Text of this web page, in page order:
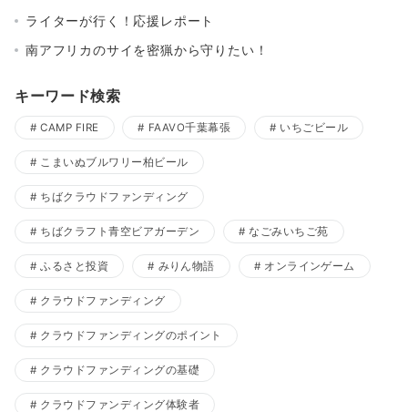
ライターが行く！応援レポート
南アフリカのサイを密猟から守りたい！
キーワード検索
CAMP FIRE FAAVO千葉幕張 いちごビール
こまいぬブルワリー柏ビール
ちばクラウドファンディング
ちばクラフト青空ビアガーデン なごみいちご苑
ふるさと投資 みりん物語 オンラインゲーム
クラウドファンディング
クラウドファンディングのポイント
クラウドファンディングの基礎
クラウドファンディング体験者